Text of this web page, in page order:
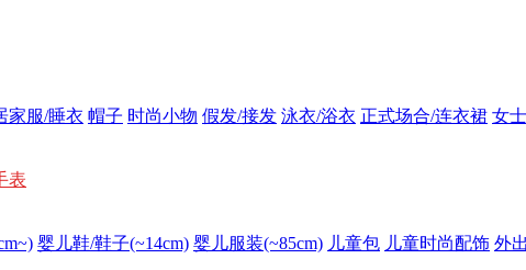
家服/睡衣 帽子 时尚小物 假发/接发 泳衣/浴衣 正式场合/连衣裙 女
表
婴儿鞋/鞋子(~14cm) 婴儿服装(~85cm) 儿童包 儿童时尚配饰 外